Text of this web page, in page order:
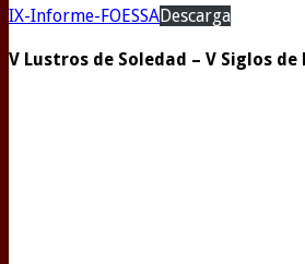
IX-Informe-FOESSADescarga
V Lustros de Soledad – V Siglos de